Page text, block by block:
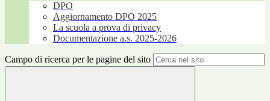
DPO
Aggiornamento DPO 2025
La scuola a prova di privacy
Documentazione a.s. 2025-2026
Campo di ricerca per le pagine del sito